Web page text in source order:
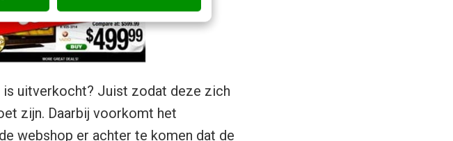
is uitverkocht? Juist zodat deze zich
zijn. Daarbij voorkomt het
webshop er achter te komen dat de